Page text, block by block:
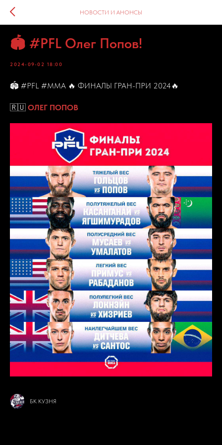
НОВОСТИ И АНОНСЫ
🏟️ #PFL Олег Попов!
2024-09-02 18:00
🏟️ #PFL #MMA 🔥 ФИНАЛЫ ГРАН-ПРИ 2024🔥
🇷🇺 ОЛЕГ ПОПОВ
БК КУЗНЯ